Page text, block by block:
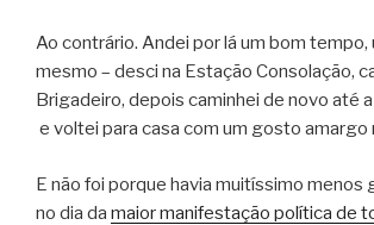
Ao contrário. Andei por lá um bom
mesmo – desci na Estação Consolação,
Brigadeiro, depois caminhei de novo até
e voltei para casa com um gosto amargo
E não foi porque havia muitíssimo menos
no dia da maior manifestação política de